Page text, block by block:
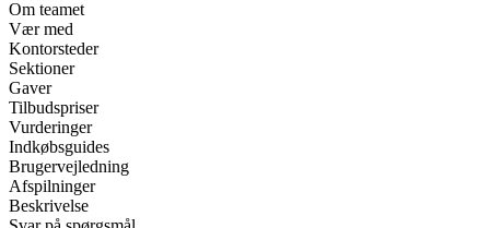
Om teamet
Vær med
Kontorsteder
Sektioner
Gaver
Tilbudspriser
Vurderinger
Indkøbsguides
Brugervejledning
Afspilninger
Beskrivelse